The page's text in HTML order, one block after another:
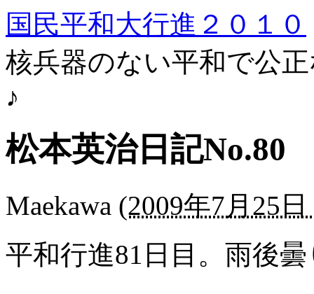
国民平和大行進２０１０
核兵器のない平和で公
♪
松本英治日記No.80
Maekawa (2009年7月25日
平和行進81日目。雨後